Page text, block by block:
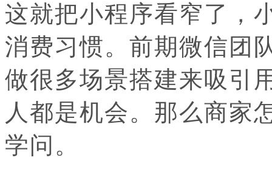
这就把小程序看窄了，
消费习惯。前期微信团
做很多场景搭建来吸引
人都是机会。那么商家
学问。